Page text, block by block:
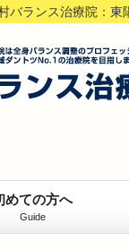
バランス治療院：
めての方へ
Guide